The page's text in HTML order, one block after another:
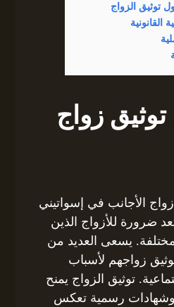
توثيق الزواج
القانونية
زواج
الأجانب في إسواتيني
ضرورة للأزواج الذين
يسعى العديد من
زواجهم لأسباب
توثيق الزواج يمنح
وشهادات رسمية تعكس